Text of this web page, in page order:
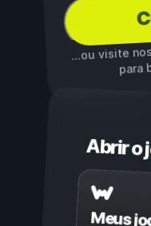
...ou visite
para
Abrir o
Meus